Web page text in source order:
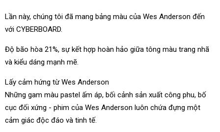
Lần này, chúng tôi đã mang bảng màu của Wes Anderson đến
với CYBERBOARD.
Độ bão hòa 21%, sự kết hợp hoàn hảo giữa tông màu trang nhã
và kiểu dáng mạnh mẽ.
Lấy cảm hứng từ Wes Anderson
Những gam màu pastel ấm áp, bối cảnh sản xuất công phu, bố
cục đối xứng - phim của Wes Anderson luôn chứa đựng một
cảm giác độc đáo và tinh tế.